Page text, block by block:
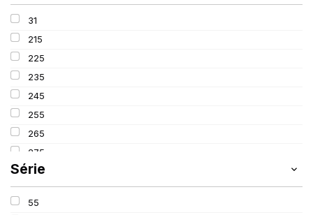
LASSA (174)
LING LONG
MICHELIN
MITAS
Mondolfo ferro
PIRELLI
PROMETEON
SCHRADER
SPEEDWAYS
31
215
225
235
245
255
265
275
285
305
315
Série
55